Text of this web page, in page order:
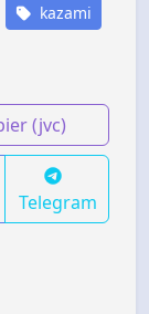
kazami
(jvc)
Telegram